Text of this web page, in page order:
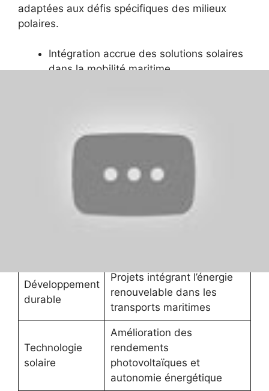
adaptées aux défis spécifiques des milieux
polaires.
Intégration accrue des solutions solaires
dans la mobilité maritime.
démonstratives.
impactés
Innovations et
Développement
durable
Projets intégrant l’énergie
renouvelable dans les
transports maritimes
Technologie
solaire
Amélioration des
rendements
photovoltaïques et
autonomie énergétique